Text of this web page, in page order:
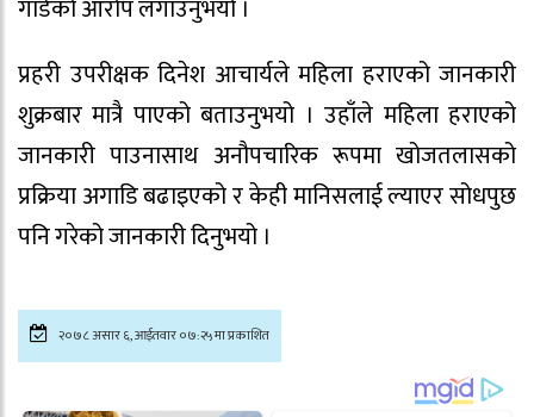
गाडेको आरोप लगाउनुभयो ।
प्रहरी उपरीक्षक दिनेश आचार्यले महिला हराएको जानकारी
शुक्रबार मात्रै पाएको बताउनुभयो । उहाँले महिला हराएको
जानकारी पाउनासाथ अनौपचारिक रूपमा खोजतलासको
प्रक्रिया अगाडि बढाइएको र केही मानिसलाई ल्याएर सोधपुछ
पनि गरेको जानकारी दिनुभयो ।
२०७८ असार ६, आईतवार ०७:२५मा प्रकाशित